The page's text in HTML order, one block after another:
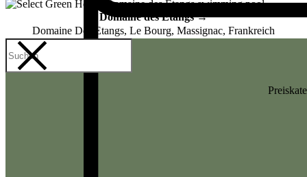
Domaine des Etangs →
Domaine Des Etangs, Le Bourg, Massignac, Frankreich